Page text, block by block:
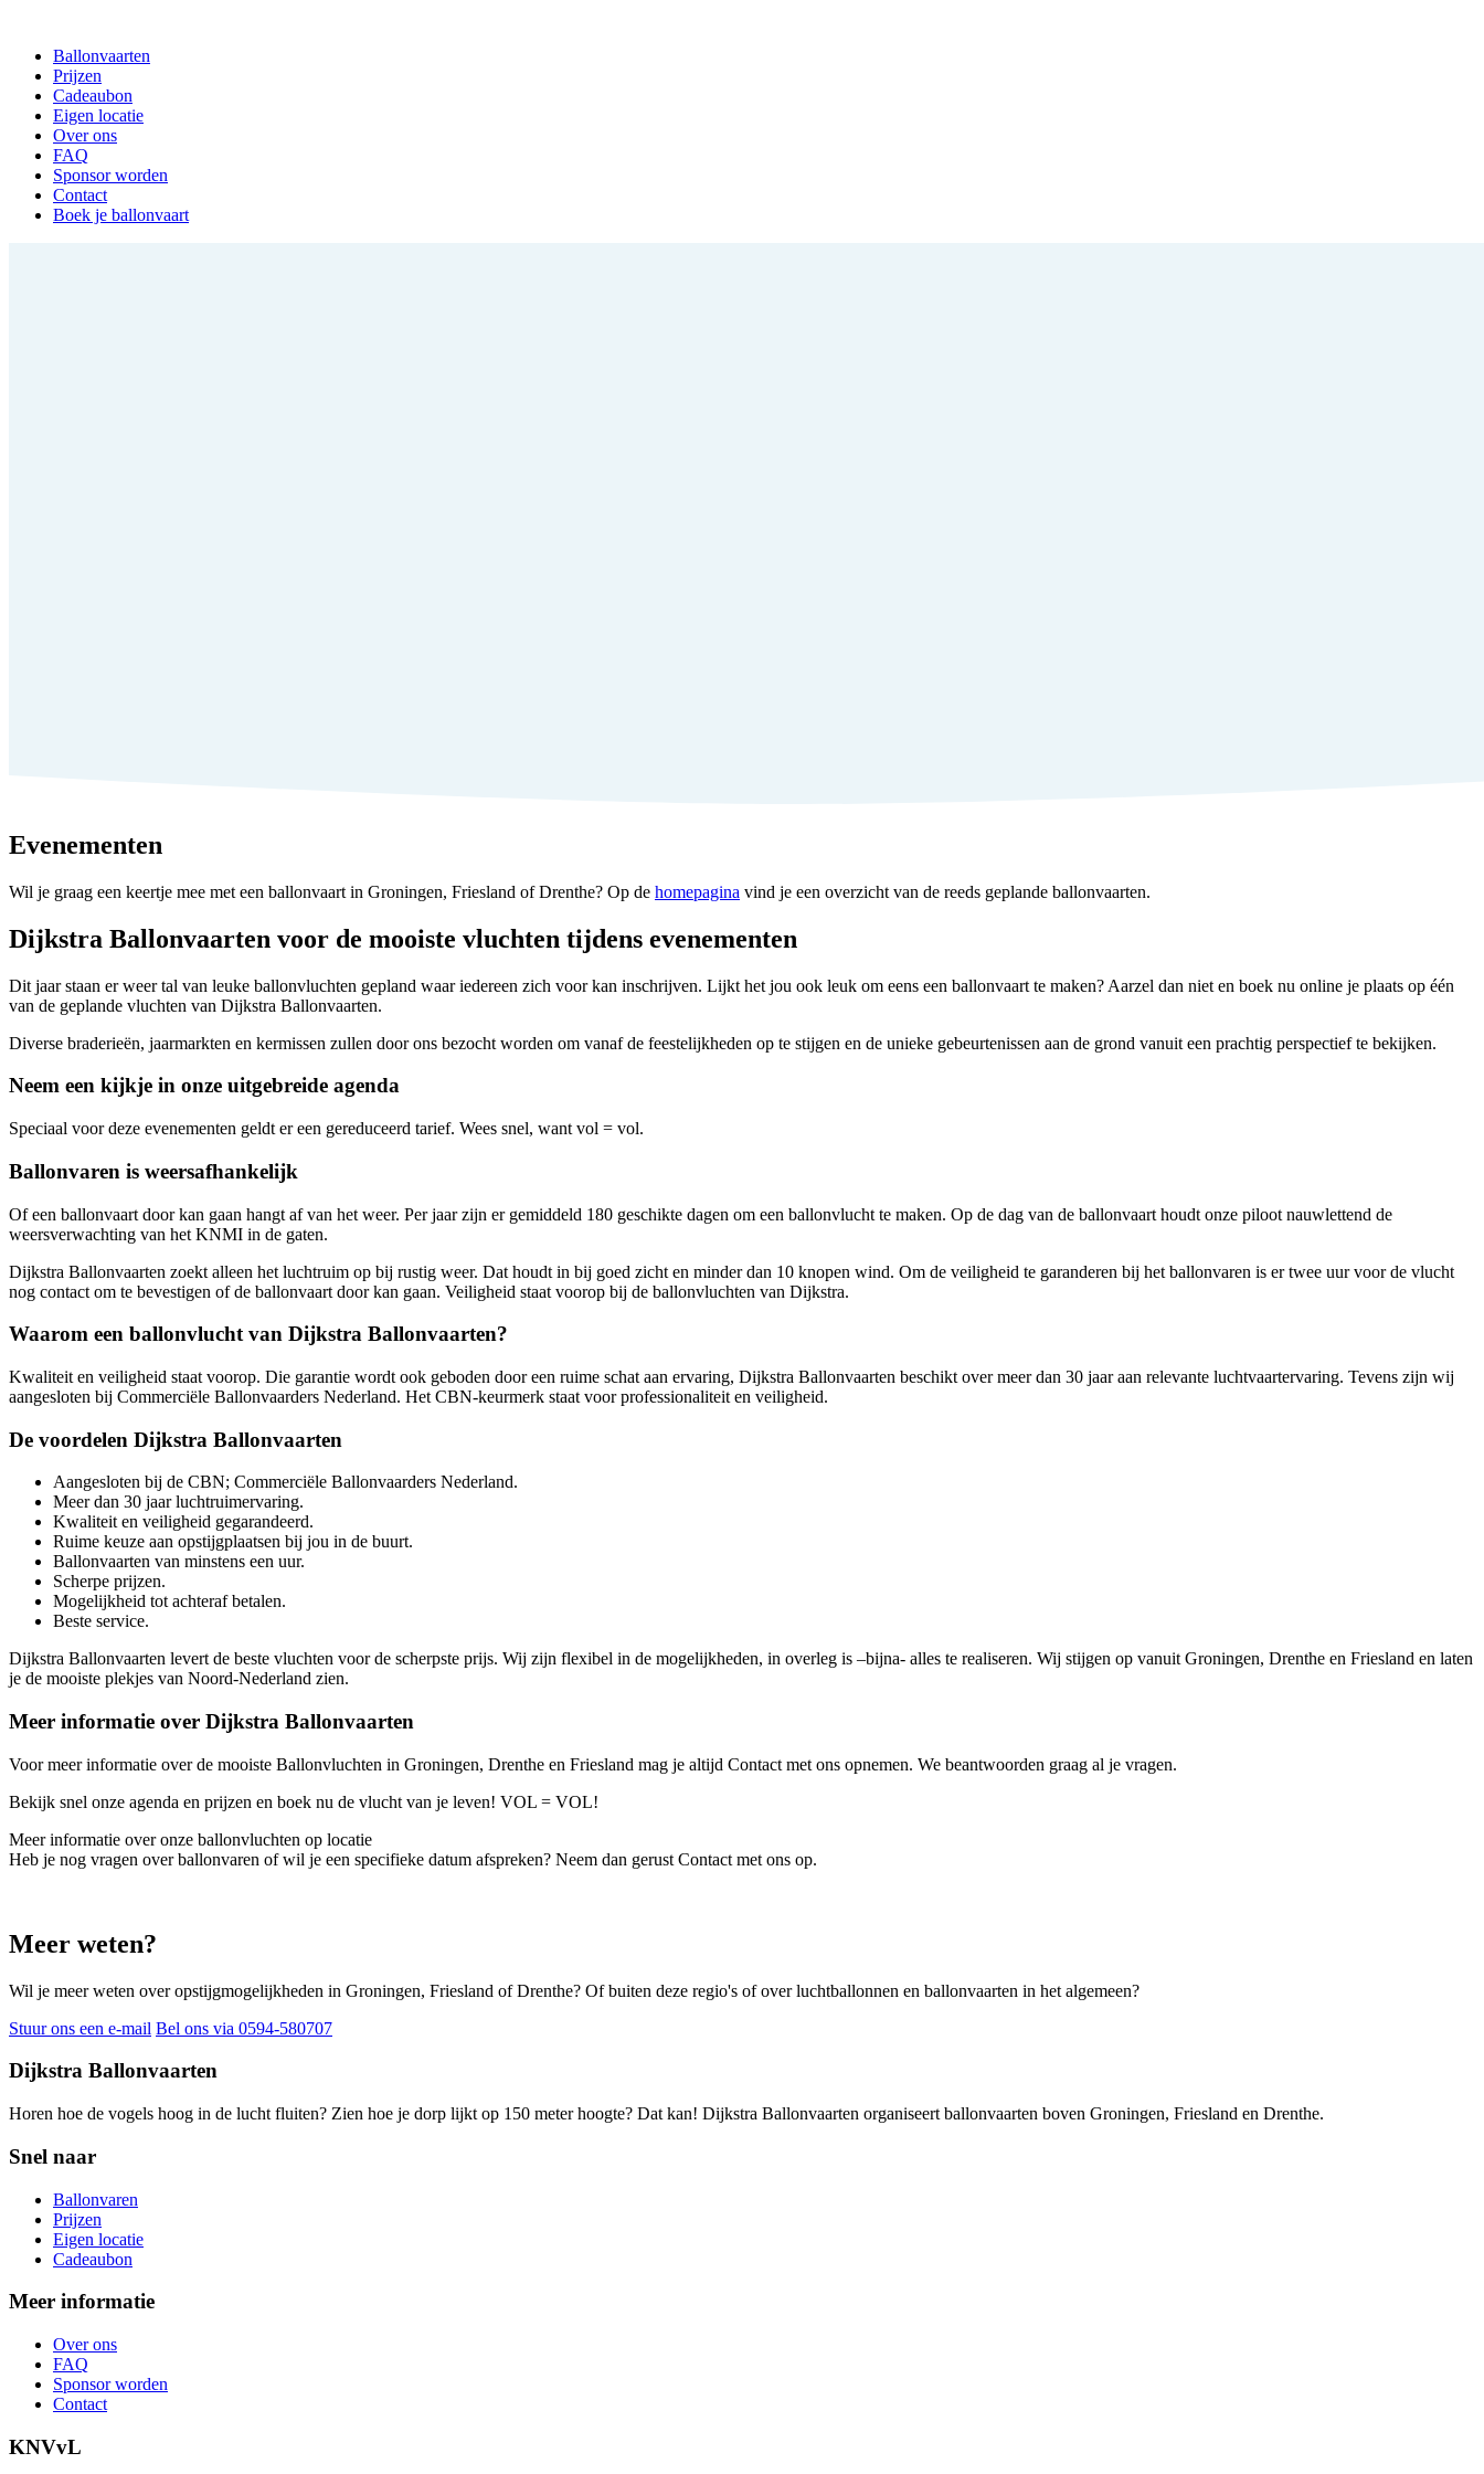
Ballonvaarten
Prijzen
Cadeaubon
Eigen locatie
Over ons
FAQ
Sponsor worden
Contact
Boek je ballonvaart
Evenementen
Wil je graag een keertje mee met een ballonvaart in Groningen, Friesland of Drenthe? Op de homepagina vind je een overzicht van de reeds geplande ballonvaarten.
Dijkstra Ballonvaarten voor de mooiste vluchten tijdens evenementen
Dit jaar staan er weer tal van leuke ballonvluchten gepland waar iedereen zich voor kan inschrijven. Lijkt het jou ook leuk om eens een ballonvaart te maken? Aarzel dan niet en boek nu online je plaats op één
van de geplande vluchten van Dijkstra Ballonvaarten.
Diverse braderieën, jaarmarkten en kermissen zullen door ons bezocht worden om vanaf de feestelijkheden op te stijgen en de unieke gebeurtenissen aan de grond vanuit een prachtig perspectief te bekijken.
Neem een kijkje in onze uitgebreide agenda
Speciaal voor deze evenementen geldt er een gereduceerd tarief. Wees snel, want vol = vol.
Ballonvaren is weersafhankelijk
Of een ballonvaart door kan gaan hangt af van het weer. Per jaar zijn er gemiddeld 180 geschikte dagen om een ballonvlucht te maken. Op de dag van de ballonvaart houdt onze piloot nauwlettend de
weersverwachting van het KNMI in de gaten.
Dijkstra Ballonvaarten zoekt alleen het luchtruim op bij rustig weer. Dat houdt in bij goed zicht en minder dan 10 knopen wind. Om de veiligheid te garanderen bij het ballonvaren is er twee uur voor de vlucht
nog contact om te bevestigen of de ballonvaart door kan gaan. Veiligheid staat voorop bij de ballonvluchten van Dijkstra.
Waarom een ballonvlucht van Dijkstra Ballonvaarten?
Kwaliteit en veiligheid staat voorop. Die garantie wordt ook geboden door een ruime schat aan ervaring, Dijkstra Ballonvaarten beschikt over meer dan 30 jaar aan relevante luchtvaartervaring. Tevens zijn wij
aangesloten bij Commerciële Ballonvaarders Nederland. Het CBN-keurmerk staat voor professionaliteit en veiligheid.
De voordelen Dijkstra Ballonvaarten
Aangesloten bij de CBN; Commerciële Ballonvaarders Nederland.
Meer dan 30 jaar luchtruimervaring.
Kwaliteit en veiligheid gegarandeerd.
Ruime keuze aan opstijgplaatsen bij jou in de buurt.
Ballonvaarten van minstens een uur.
Scherpe prijzen.
Mogelijkheid tot achteraf betalen.
Beste service.
Dijkstra Ballonvaarten levert de beste vluchten voor de scherpste prijs. Wij zijn flexibel in de mogelijkheden, in overleg is –bijna- alles te realiseren. Wij stijgen op vanuit Groningen, Drenthe en Friesland en laten
je de mooiste plekjes van Noord-Nederland zien.
Meer informatie over Dijkstra Ballonvaarten
Voor meer informatie over de mooiste Ballonvluchten in Groningen, Drenthe en Friesland mag je altijd Contact met ons opnemen. We beantwoorden graag al je vragen.
Bekijk snel onze agenda en prijzen en boek nu de vlucht van je leven! VOL = VOL!
Meer informatie over onze ballonvluchten op locatie
Heb je nog vragen over ballonvaren of wil je een specifieke datum afspreken? Neem dan gerust Contact met ons op.
Meer weten?
Wil je meer weten over opstijgmogelijkheden in Groningen, Friesland of Drenthe? Of buiten deze regio's of over luchtballonnen en ballonvaarten in het algemeen?
Stuur ons een e-mail Bel ons via 0594-580707
Dijkstra Ballonvaarten
Horen hoe de vogels hoog in de lucht fluiten? Zien hoe je dorp lijkt op 150 meter hoogte? Dat kan! Dijkstra Ballonvaarten organiseert ballonvaarten boven Groningen, Friesland en Drenthe.
Snel naar
Ballonvaren
Prijzen
Eigen locatie
Cadeaubon
Meer informatie
Over ons
FAQ
Sponsor worden
Contact
KNVvL